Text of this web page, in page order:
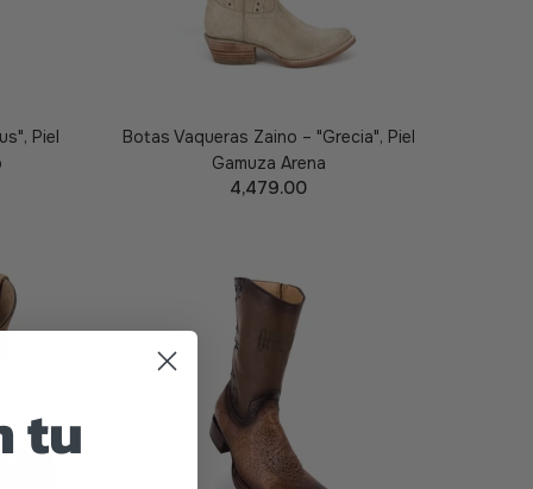
Piel
Botas Vaqueras Zaino – "Grecia", Piel
Gamuza Arena
4,479.00
tu